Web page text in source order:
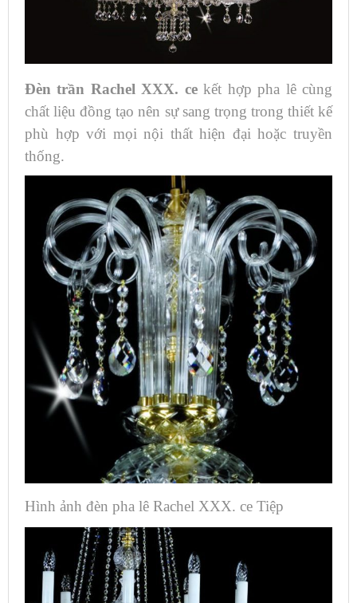
Đèn trần Rachel XXX. cekết hợp pha lê cùng
chất liệu đồng tạo nên sự sang trọng trong thiết kế
phù hợp với mọi nội thất hiện đại hoặc truyền
thống.
Hình ảnh đèn pha lê Rachel XXX. ce Tiệp